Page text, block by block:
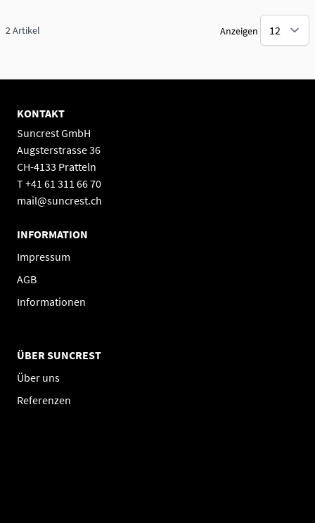
2Artikel Anzeigen
KONTAKT
Suncrest GmbH
Augsterstrasse 36
CH-4133 Pratteln
T +41 61 311 66 70
mail@suncrest.ch
INFORMATION
Impressum
AGB
Informationen
ÜBER SUNCREST
Über uns
Referenzen